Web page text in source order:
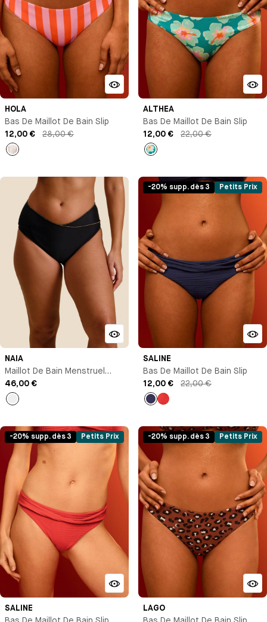
HOLA
Bas De Maillot De Bain Slip
12,00 €
28,00 €
Rayures
ALTHEA
Bas De Maillot De Bain Slip
12,00 €
22,00 €
Imprimé
NAIA
Maillot De Bain Menstruel
Culotte Taille Haute
46,00 €
-20% supp. dès 3 Petits Prix
SALINE
Bas De Maillot De Bain Slip
12,00 €
22,00 €
-20% supp. dès 3 Petits Prix
SALINE
-20% supp. dès 3 Petits Prix
LAGO